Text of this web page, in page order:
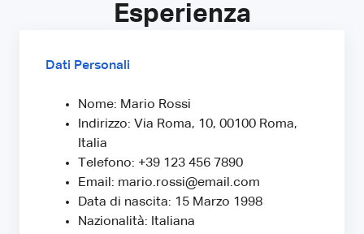
Esperienza
Dati Personali
Nome: Mario Rossi
Indirizzo: Via Roma, 10, 00100 Roma,
Italia
Telefono: +39 123 456 7890
Email: mario.rossi@email.com
Data di nascita: 15 Marzo 1998
Nazionalità: Italiana